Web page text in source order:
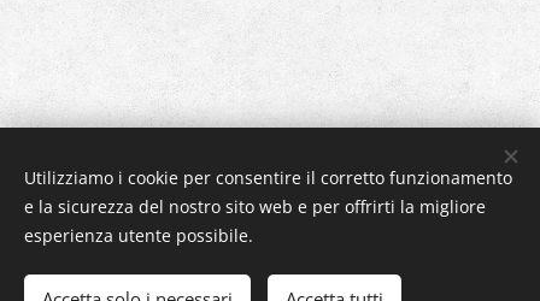
© 2024 Creato daSeleritel.com.
Utilizziamo i cookie per consentire il corretto funzionamento
e la sicurezza del nostro sito web e per offrirti la migliore
esperienza utente possibile.